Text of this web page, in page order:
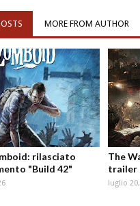
MORE FROM AUTHOR
rilasciato
"Build 42"
The
trailer
luglio